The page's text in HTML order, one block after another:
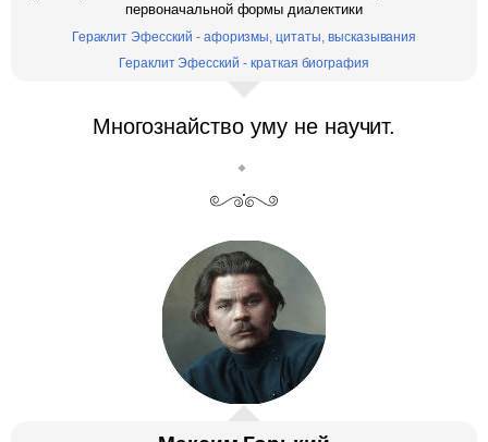
первоначальной формы диалектики
Гераклит Эфесский - афоризмы, цитаты, высказывания
Гераклит Эфесский - краткая биография
Многознайство уму не научит.